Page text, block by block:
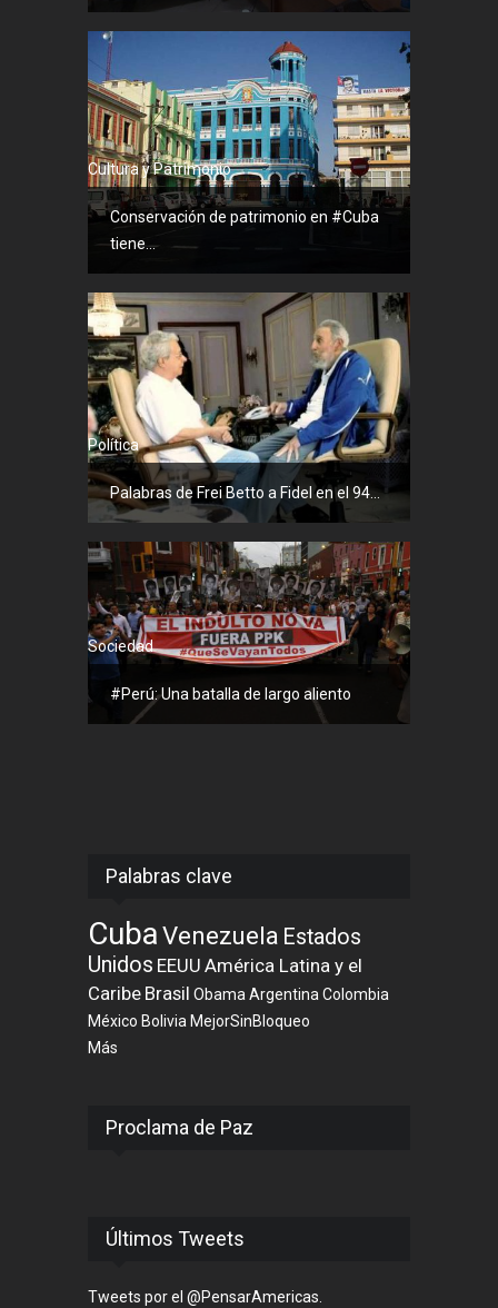
Cultura y Patrimonio
Conservación de patrimonio en #Cuba
tiene...
Política
Palabras de Frei Betto a Fidel en el 94...
Sociedad
#Perú: Una batalla de largo aliento
Palabras clave
CubaVenezuela Estados
Unidos EEUU América Latina y el
Caribe Brasil Obama Argentina Colombia
México Bolivia MejorSinBloqueo
Más
Proclama de Paz
Últimos Tweets
Tweets por el @PensarAmericas.